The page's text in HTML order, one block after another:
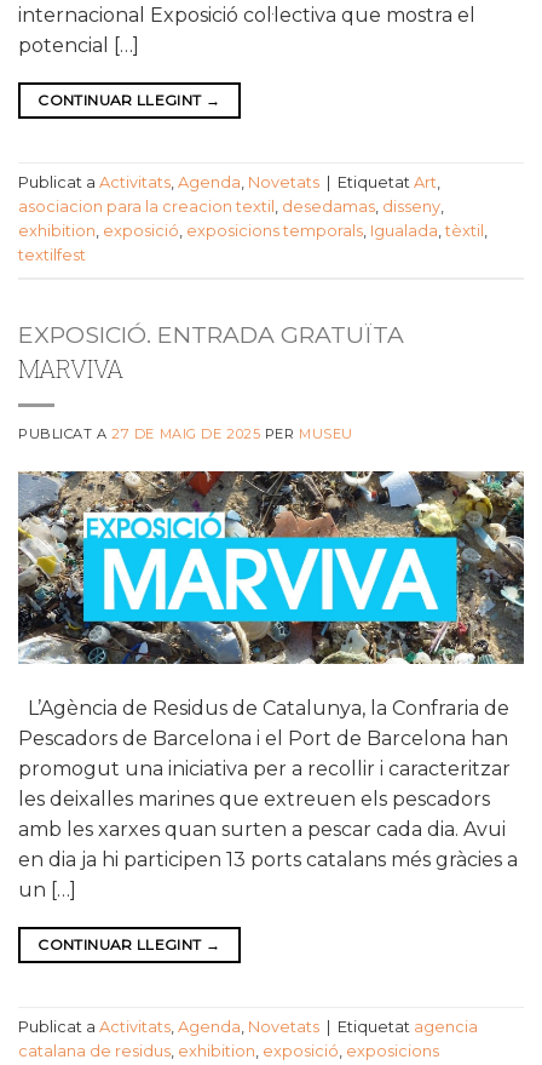
internacional Exposició col·lectiva que mostra el
potencial […]
CONTINUAR LLEGINT →
Publicat a Activitats, Agenda, Novetats Etiquetat Art,
asociacion para la creacion textil , desedamas, disseny,
exhibition, exposició, exposicions temporals, Igualada, tèxtil ,
textilfest
EXPOSICIÓ. ENTRADA GRATUÏTA
MARVIVA
PUBLICAT A27 DE MAIG DE 2025 PER MUSEU
L’Agència de Residus de Catalunya, la Confraria de
Pescadors de Barcelona i el Port de Barcelona han
promogut una iniciativa per a recollir i caracteritzar
les deixalles marines que extreuen els pescadors
amb les xarxes quan surten a pescar cada dia. Avui
en dia ja hi participen 13 ports catalans més gràcies a
un […]
CONTINUAR LLEGINT →
Publicat a Activitats, Agenda, Novetats Etiquetat agencia
catalana de residus, exhibition, exposició, exposicions